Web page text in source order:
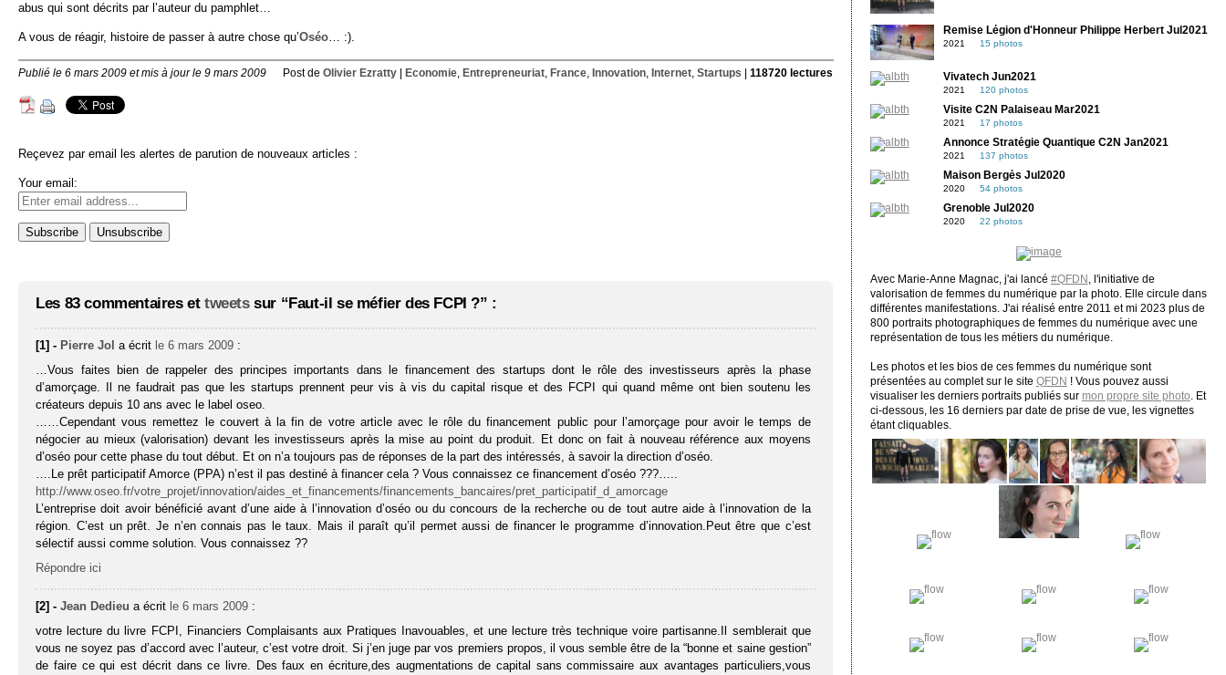
abus qui sont décrits par l’auteur du pamphlet…
A vous de réagir, histoire de passer à autre chose qu’Oséo… :).
Publié le 6 mars 2009 et mis à jour le 9 mars 2009 Post de Olivier Ezratty| Economie, Entrepreneuriat, France, Innovation, Internet, Startups 118720 lectures
Reçevez par email les alertes de parution de nouveaux articles :
Your email:
Les 83 commentaires et tweetssur “Faut-il se méfier des FCPI ?” :
[1] - Pierre Jol a écrit le 6 mars 2009 :
…Vous faites bien de rappeler des principes importants dans le financement des startups dont le rôle des investisseurs après la phase
d’amorçage. Il ne faudrait pas que les startups prennent peur vis à vis du capital risque et des FCPI qui quand même ont bien soutenu les
créateurs depuis 10 ans avec le label oseo.
……Cependant vous remettez le couvert à la fin de votre article avec le rôle du financement public pour l’amorçage pour avoir le temps de
négocier au mieux (valorisation) devant les investisseurs après la mise au point du produit. Et donc on fait à nouveau référence aux moyens
d’oséo pour cette phase du tout début. Et on n’a toujours pas de réponses de la part des intéressés, à savoir la direction d’oséo.
….Le prêt participatif Amorce (PPA) n’est il pas destiné à financer cela ? Vous connaissez ce financement d’oséo ???…..
http://www.oseo.fr/votre_projet/innovation/aides_et_financements/financements_bancaires/pret_participatif_d_amorcage
L’entreprise doit avoir bénéficié avant d’une aide à l’innovation d’oséo ou du concours de la recherche ou de tout autre aide à l’innovation de la
région. C’est un prêt. Je n’en connais pas le taux. Mais il paraît qu’il permet aussi de financer le programme d’innovation.Peut être que c’est
sélectif aussi comme solution. Vous connaissez ??
Répondre ici
[2] -Jean Dedieu a écrit le 6 mars 2009 :
votre lecture du livre FCPI, Financiers Complaisants aux Pratiques Inavouables, et une lecture très technique voire partisanne.Il semblerait que
vous ne soyez pas d’accord avec l’auteur, c’est votre droit. Si j’en juge par vos premiers propos, il vous semble être de la “bonne et saine gestion”
de faire ce qui est décrit dans ce livre. Des faux en écriture,des augmentations de capital sans commissaire aux avantages particuliers,vous
Remise Légion d'Honneur Philippe Herbert Jul2021
2021 15 photos
Vivatech Jun2021
2021 120 photos
Visite C2N Palaiseau Mar2021
2021 17 photos
Annonce Stratégie Quantique C2N Jan2021
2021 137 photos
Maison Bergès Jul2020
2020 54 photos
Grenoble Jul2020
2020 22 photos
Avec Marie-Anne Magnac, j'ai lancé #QFDN , l'initiative de
valorisation de femmes du numérique par la photo. Elle circule dans
différentes manifestations. J'ai réalisé entre 2011 et mi 2023 plus de
800 portraits photographiques de femmes du numérique avec une
représentation de tous les métiers du numérique.
Les photos et les bios de ces femmes du numérique sont
présentées au complet sur le site QFDN ! Vous pouvez aussi
visualiser les derniers portraits publiés sur mon propre site photo. Et
ci-dessous, les 16 derniers par date de prise de vue, les vignettes
étant cliquables.